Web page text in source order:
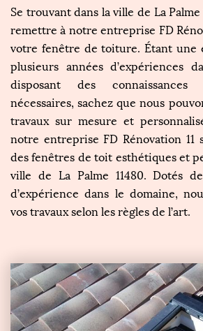
Se trouvant dans la ville de La Palme
remettre à notre entreprise FD
votre fenêtre de toiture. Étant une
plusieurs années d’expériences
disposant des connaissances
nécessaires, sachez que nous
travaux sur mesure et
notre entreprise FD Rénovation 11
des fenêtres de toit esthétiques et
ville de La Palme 11480. Dotés
d’expérience dans le domaine,
vos travaux selon les règles de l’art.